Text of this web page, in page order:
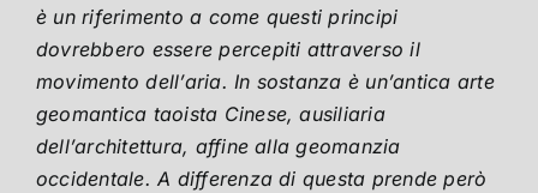
4
è un riferimento a come questi principi
dovrebbero essere percepiti attraverso il
movimento dell’aria. In sostanza è un’antica arte
geomantica taoista Cinese, ausiliaria
dell’architettura, affine alla geomanzia
occidentale. A differenza di questa prende però